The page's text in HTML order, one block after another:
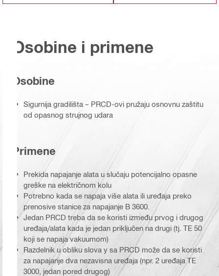
Osobine i primene
Osobine
Sigurnija gradilišta – PRCD-ovi pružaju osnovnu zaštitu
od opasnog strujnog udara
Primene
Prekida napajanje alata u slučaju potencijalno opasne
greške na električnom kolu
Potrebno kada se napaja više alata ili uređaja preko
prenosive stanice za napajanje B 3600.
Jedan PRCD treba da se koristi između prvog i drugog
uređaja/alata kada je jedan priključen na drugi (tj. TE 50
koji se napaja vakuumom)
Razdelnik u obliku slova y sa PRCD može da se koristi
za napajanje dva nezavisna uređaja (npr. 2 uređaja TE
3000, jedan pored drugog)